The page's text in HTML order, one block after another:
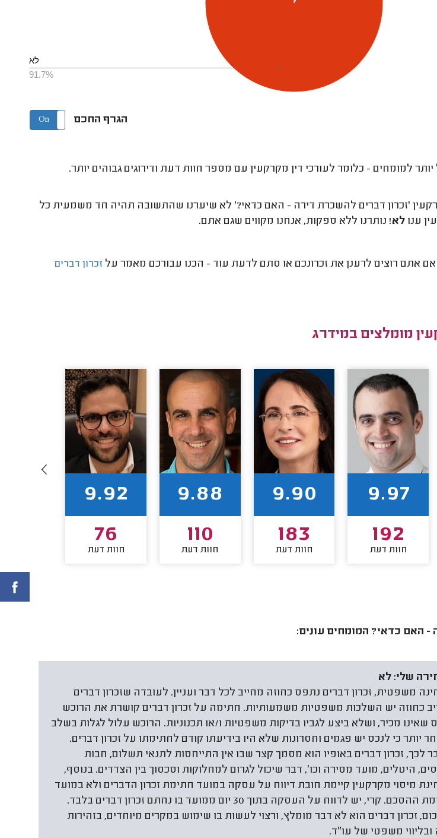
לא
91.7%
הגרף החכם On Off
למומחים - כלומר לעורכי דין מקרקעין עם מספר חוות דעת ודירוגים גבוהים יותר.
'זכרון דברים להשכרת דירה - האם כדאי?' לא שיערנו שהתשובה תהיה חד משמעית כל
לא! נותרנו ללא ספקות, אנחנו מקווים שגם אתם.
אתם רוצים לרענן את זכרונכם או סתם לדעת עוד - הכנו עבורכם מאמר על זכרון דברים
מומלצים במידרג
9.97
192
חוות דעת
9.90
183
חוות דעת
9.88
110
חוות דעת
9.92
76
חוות דעת
- האם כדאי? המומחים עונים:
שלי:לא
משפטית, זכרון דברים נתפס כחוזה מחייב לכל דבר ועניין. לעובדה שזכרון דברים
כחוזה יש השלכות משפטיות משמעותיות. חתימה על זכרון דברים קושרת את הרוכש
שאינו מכיר, ושלא ביצע לגביו בדיקות משפטיות ו/או תכנוניות. הרוכש עלול לגלות בשלב
יותר כי לנכס יש פגמים וחסרונות שלא היו בידיעתו קודם לחתימתו על זכרון דברים.
לכך, זכרון דברים באופיו הוא מסמך קצר שבו אין התייחסות לתנאי תשלום, חבות
היטלים, מועד מסירה וכו׳, דבר שיכול לגרום למחלוקות וסכסוך בין הצדדים. בנוסף,
מיסוי מקרקעין קיימת חובת דיווח על עסקה במועד חתימת זכרון הדברים ולא במועד
חתימת ההסכם. קרי, יש לדווח על העסקה בתוך 30 יום ממועד בו נחתם זכרון דברים בלבד.
זכרון דברים הוא לא דבר מומלץ, ורצוי לעשות בו שימוש במקרים מיוחדים, בזהירות
ובליווי משפטי של עו״ד.